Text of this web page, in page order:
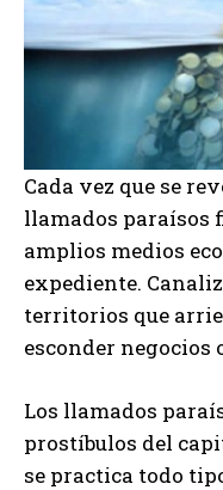
Cada vez que se
llamados paraísos
amplios medios
expediente.
territorios que
esconder negocios
Los llamados
prostíbulos del
se practica todo